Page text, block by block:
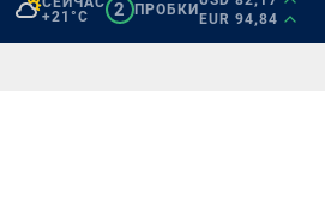
+21°C
2 ПРОБКИ
EUR 94,84